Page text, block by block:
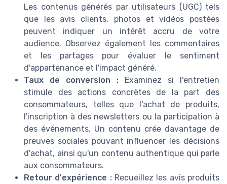
Les contenus générés par utilisateurs (UGC) tels
que les avis clients, photos et vidéos postées
peuvent indiquer un intérêt accru de votre
audience. Observez également les commentaires
et les partages pour évaluer le sentiment
d'appartenance et l'impact généré.
Taux de conversion : Examinez si l'entretien
stimule des actions concrètes de la part des
consommateurs, telles que l'achat de produits,
l'inscription à des newsletters ou la participation à
des événements. Un contenu crée davantage de
preuves sociales pouvant influencer les décisions
d'achat, ainsi qu'un contenu authentique qui parle
aux consommateurs.
Retour d'expérience : Recueillez les avis produits